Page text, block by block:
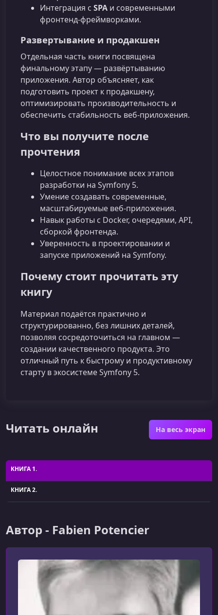
Интеграция с SPA и современными
фронтенд‑фреймворками.
Развертывание и продакшен
Отдельная часть книги посвящена
финальному этапу — развёртыванию
приложения. Автор объясняет, как
подготовить проект к продакшену,
оптимизировать производительность и
обеспечить стабильность веб‑приложения.
Что вы получите после
прочтения
Целостное понимание всех этапов
разработки на Symfony 5.
Умение создавать современные,
масштабируемые веб‑приложения.
Навык работы с Docker, очередями, API,
сборкой фронтенда.
Уверенность в проектировании и
запуске приложений на Symfony.
Почему стоит прочитать эту
книгу
Материал подаётся практично и
структурированно, без лишних деталей,
позволяя сосредоточиться на главном —
создании качественного продукта. Это
отличный путь к быстрому и продуктивному
старту в экосистеме Symfony 5.
Читать онлайн На весь экран
КНИГА 1.
КНИГА 2.
Автор - Fabien Potencier